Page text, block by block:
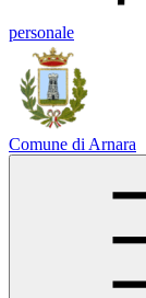
personale
Comune di Arnara